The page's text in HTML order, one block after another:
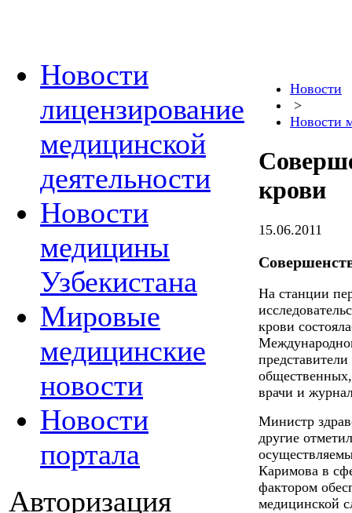
Новости
лицензирование
медицинской
деятельности
Новости
медицины
Узбекистана
Мировые
медицинские
новости
Новости
портала
Авторизация
Новости
>
Новости
крови
15.06.2011
На станции
крови
врачи и
Министр
другие
Каримова в
фактором
медицинской